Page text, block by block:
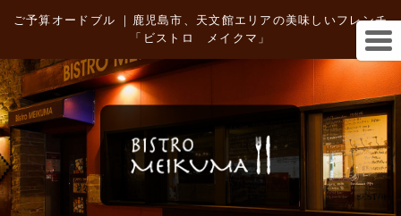
ご予算オードブル ｜鹿児島市、天文館エリアの美味しいフレンチ
「ビストロ メイクマ」